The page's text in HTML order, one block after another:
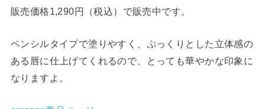
販売価格1,290円（税込）で販売中です。
ペンシルタイプで塗りやすく、ぷっくりとした立体感の
ある唇に仕上げてくれるので、とっても華やかな印象に
なりますよ。